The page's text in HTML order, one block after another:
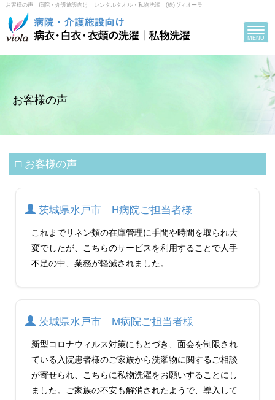
お客様の声｜病院・介護施設向け レンタルタオル・私物洗濯｜(株)ヴィオーラ
Toggle
MENU
お客様の声
□ お客様の声
茨城県水戸市 H病院ご担当者様
これまでリネン類の在庫管理に手間や時間を取られ大
変でしたが、こちらのサービスを利用することで人手
不足の中、業務が軽減されました。
茨城県水戸市 M病院ご担当者様
新型コロナウィルス対策にもとづき、面会を制限され
ている入院患者様のご家族から洗濯物に関するご相談
が寄せられ、こちらに私物洗濯をお願いすることにし
ました。ご家族の不安も解消されたようで、導入して